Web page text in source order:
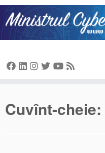
Sari
la
conținut
Cuvînt-cheie: